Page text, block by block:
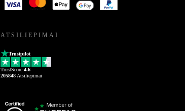
ATSILIEPIMAI
Trustpilot
TrustScore 4.6
205848 Atsiliepimai